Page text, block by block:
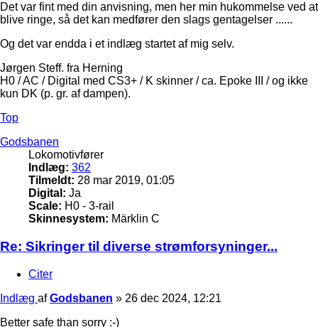
Det var fint med din anvisning, men her min hukommelse ved at
blive ringe, så det kan medfører den slags gentagelser ......
Og det var endda i et indlæg startet af mig selv.
Jørgen Steff. fra Herning
H0 / AC / Digital med CS3+ / K skinner / ca. Epoke III / og ikke
kun DK (p. gr. af dampen).
Top
Godsbanen
Lokomotivfører
Indlæg: 362
Tilmeldt: 28 mar 2019, 01:05
Digital: Ja
Scale: H0 - 3-rail
Skinnesystem: Märklin C
Re: Sikringer til diverse strømforsyninger...
Citer
Indlæg afGodsbanen » 26 dec 2024, 12:21
Better safe than sorry :-)